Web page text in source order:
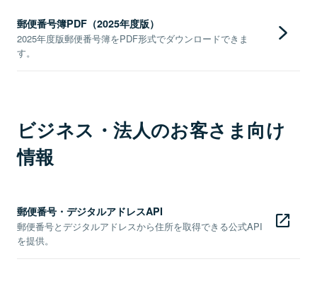
郵便番号簿PDF（2025年度版）
2025年度版郵便番号簿をPDF形式でダウンロードできま
す。
ビジネス・法人のお客さま向け
情報
郵便番号・デジタルアドレスAPI
郵便番号とデジタルアドレスから住所を取得できる公式API
を提供。